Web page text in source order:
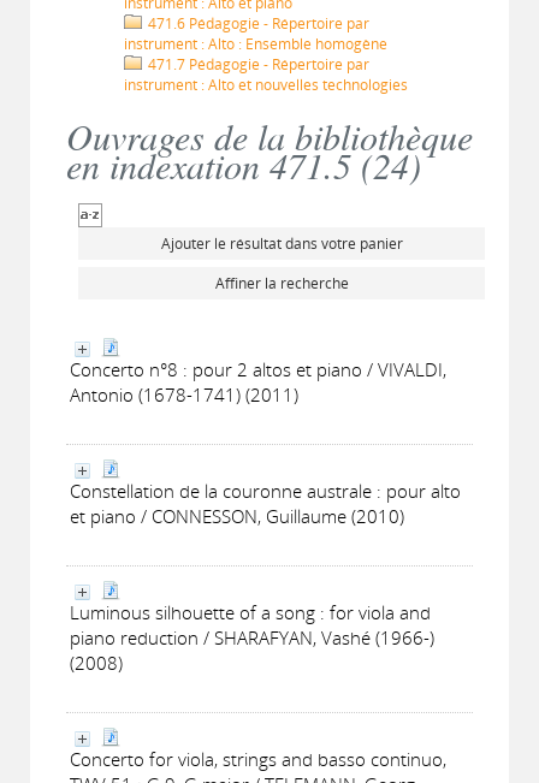
471.6 Pédagogie - Répertoire par
instrument : Alto : Ensemble homogène
471.7 Pédagogie - Répertoire par
instrument : Alto et nouvelles technologies
Ouvrages de la bibliothèque
en indexation 471.5 (24)
Ajouter le résultat dans votre panier
Affiner la recherche
Concerto n°8 : pour 2 altos et piano / VIVALDI,
Antonio (1678-1741) (2011)
Constellation de la couronne australe : pour alto
et piano / CONNESSON, Guillaume (2010)
Luminous silhouette of a song : for viola and
piano reduction / SHARAFYAN, Vashé (1966-)
(2008)
Concerto for viola, strings and basso continuo,